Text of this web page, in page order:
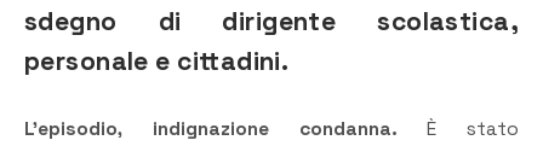
sdegno di dirigente scolastica,
personale e cittadini.
L’episodio, indignazione condanna.È stato